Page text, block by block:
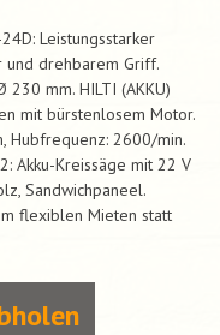
Leistungsstarker
und drehbarem Griff.
mm. HILTI (AKKU)
mit bürstenlosem Motor.
Hubfrequenz: 2600/min.
Akku-Kreissäge mit 22 V
Sandwichpaneel.
flexiblen Mieten statt